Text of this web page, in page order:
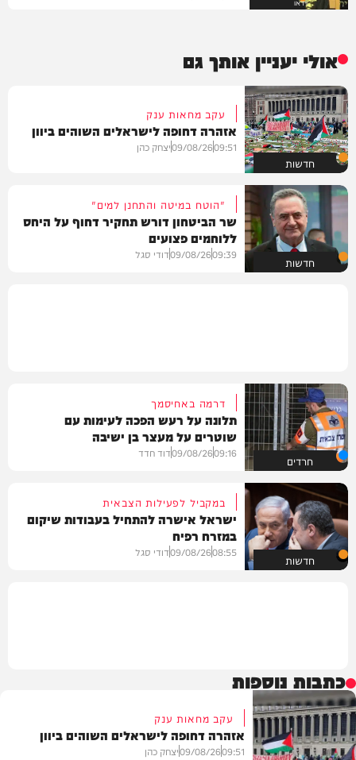
אולי יעניין אותך גם
חדשות
עקב מחאות ענק
אזהרה דחופה לישראלים השוהים ביוון
09:51
09/08/26יצחק כהן
חדשות
"הוטח במיטה והתחנן למים"
שר הביטחון דורש תחקיר דחוף על היחס
ללוחמים פצועים
09:39
09/08/26דודי סגל
חרדים
דרמה באחיסמך
תלונה על רעש הפכה לעימות עם
שוטרים על מעצר בן ישיבה
09:16
09/08/26דוד חדד
חדשות
במקביל לפעילות הצבאית
ישראל אישרה להתחיל בעבודות שיקום
במזרח רפיח
08:55
09/08/26דודי סגל
כתבות נוספות
עקב מחאות ענק
אזהרה דחופה לישראלים השוהים ביוון
09:51
09/08/26יצחק כהן